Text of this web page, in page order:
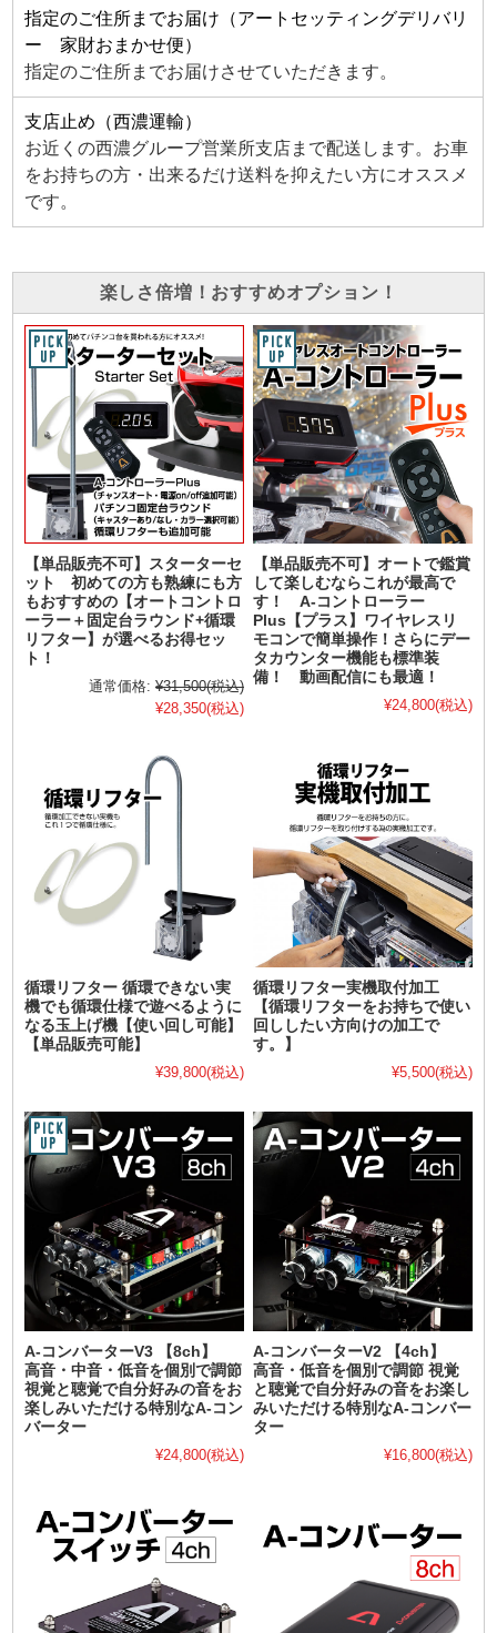
指定のご住所までお届け（アートセッティングデリバリ
ー 家財おまかせ便）
指定のご住所までお届けさせていただきます。
支店止め（西濃運輸）
お近くの西濃グループ営業所支店まで配送します。お車
をお持ちの方・出来るだけ送料を抑えたい方にオススメ
です。
楽しさ倍増！おすすめオプション！
【単品販売不可】スターターセ
ット 初めての方も熟練にも方
もおすすめの【オートコントロ
ーラー＋固定台ラウンド+循環
リフター】が選べるお得セッ
ト！
通常価格: ¥31,500(税込)
¥28,350(税込)
【単品販売不可】オートで鑑賞
して楽しむならこれが最高で
す！ A-コントローラー
Plus【プラス】ワイヤレスリ
モコンで簡単操作！さらにデー
タカウンター機能も標準装
備！ 動画配信にも最適！
¥24,800(税込)
循環リフター 循環できない実
機でも循環仕様で遊べるように
なる玉上げ機【使い回し可能】
【単品販売可能】
¥39,800(税込)
循環リフター実機取付加工
【循環リフターをお持ちで使い
回ししたい方向けの加工で
す。】
¥5,500(税込)
A-コンバーターV3 【8ch】
高音・中音・低音を個別で調節
視覚と聴覚で自分好みの音をお
楽しみいただける特別なA-コン
バーター
¥24,800(税込)
A-コンバーターV2 【4ch】
高音・低音を個別で調節 視覚
と聴覚で自分好みの音をお楽し
みいただける特別なA-コンバー
ター
¥16,800(税込)